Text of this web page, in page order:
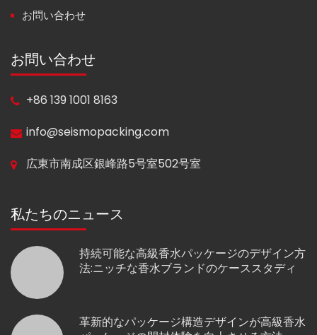
お問い合わせ
お問い合わせ
+86 139 1001 8163
info@seismopacking.com
広東市南成区銀峰路5号室502号室
私たちのニュース
持続可能な高級香水パッケージのデザイン方
法:ニッチな香水ブランドのケーススタディ
革新的なパッケージ構造デザインが高級香水